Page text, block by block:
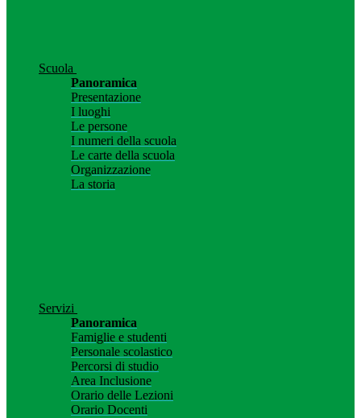
Scuola
Panoramica
Presentazione
I luoghi
Le persone
I numeri della scuola
Le carte della scuola
Organizzazione
La storia
Servizi
Panoramica
Famiglie e studenti
Personale scolastico
Percorsi di studio
Area Inclusione
Orario delle Lezioni
Orario Docenti